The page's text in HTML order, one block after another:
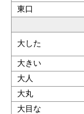
東口
大した
大きい
大人
大丸
大目な